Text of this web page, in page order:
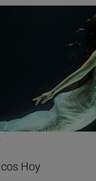
Hoy